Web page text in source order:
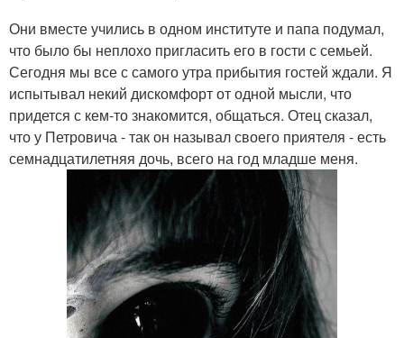
Они вместе учились в одном институте и папа подумал,
что было бы неплохо пригласить его в гости с семьей.
Сегодня мы все с самого утра прибытия гостей ждали. Я
испытывал некий дискомфорт от одной мысли, что
придется с кем-то знакомится, общаться. Отец сказал,
что у Петровича - так он называл своего приятеля - есть
семнадцатилетняя дочь, всего на год младше меня.